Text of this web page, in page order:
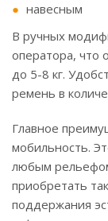
навесным
В ручных
оператора, что
до 5-8 кг.
ремень в
Главное
мобильность.
любым
приобретать
поддержания